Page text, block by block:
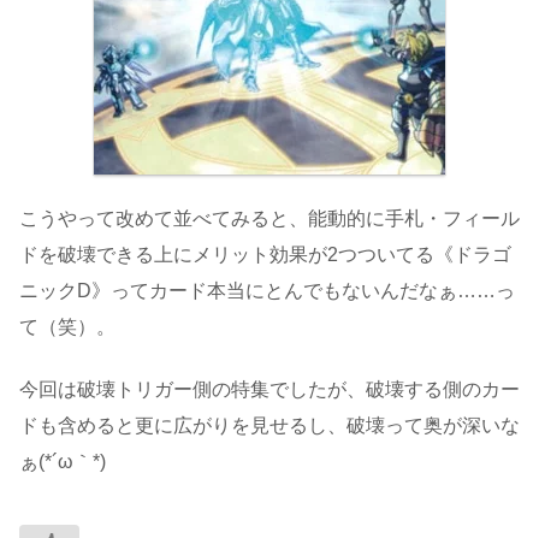
こうやって改めて並べてみると、能動的に手札・フィール
ドを破壊できる上にメリット効果が2つついてる《ドラゴ
ニックD》ってカード本当にとんでもないんだなぁ……っ
て（笑）。
今回は破壊トリガー側の特集でしたが、破壊する側のカー
ドも含めると更に広がりを見せるし、破壊って奥が深いな
ぁ(*´ω｀*)